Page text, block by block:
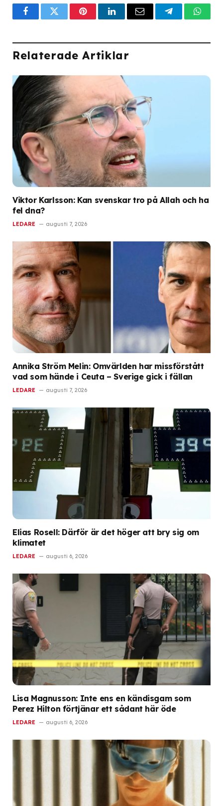
FacebookTwitterPinterestLinkedInEmail Telegram
Relaterade Artiklar
Viktor Karlsson: Kan svenskar tro på Allah och ha
fel dna?
LEDARE augusti 7, 2026
Annika Ström Melin: Omvärlden har missförstått
vad som hände i Ceuta – Sverige gick i fällan
LEDARE augusti 7, 2026
Elias Rosell: Därför är det höger att bry sig om
klimatet
LEDARE augusti 6, 2026
Lisa Magnusson: Inte ens en kändisgam som
Perez Hilton förtjänar ett sådant här öde
LEDARE augusti 6, 2026